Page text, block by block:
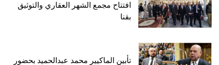
افتتاح مجمع الشهر العقاري والتوثيق
بقنا
تأبين الماكيير محمد عبدالحميد بحضور